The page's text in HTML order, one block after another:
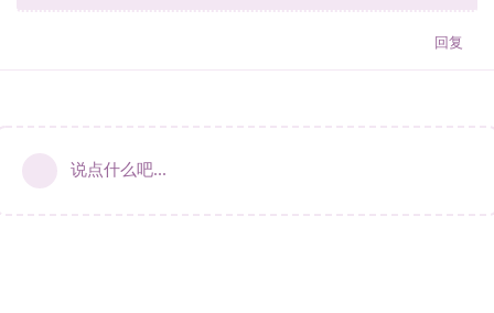
回复
说点什么吧...